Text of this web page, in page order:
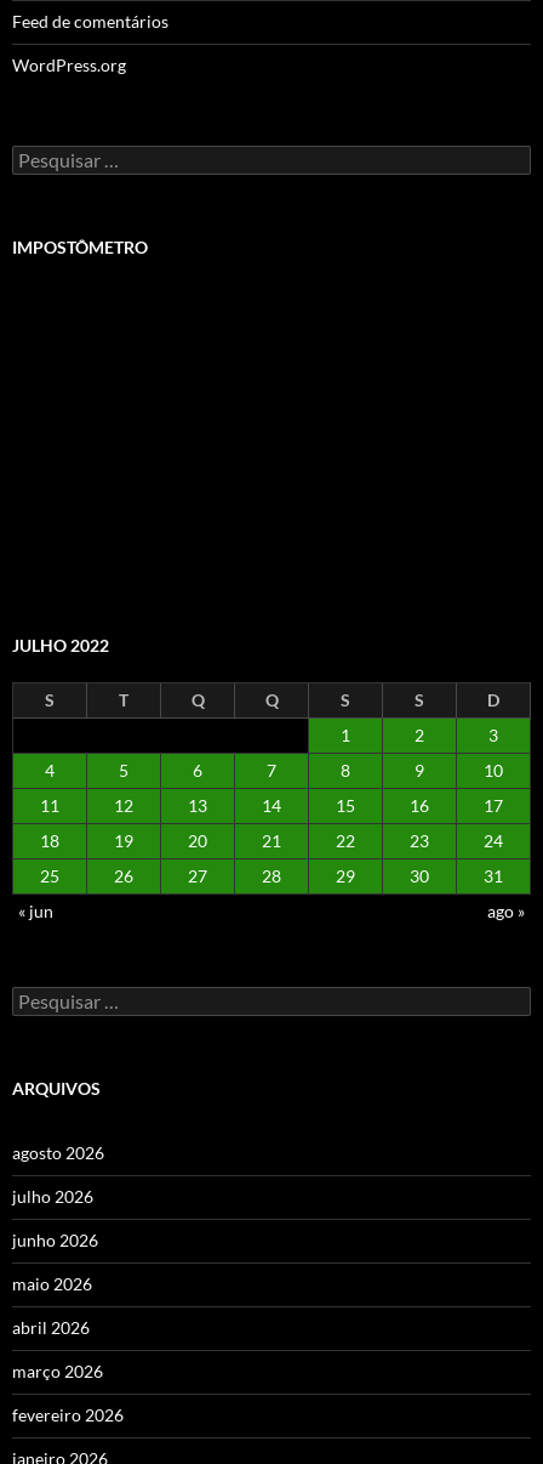
Feed de comentários
WordPress.org
Pesquisar
por:
IMPOSTÔMETRO
JULHO 2022
S T Q Q S S
D
1
2
3
4
5 6 7 8 9
10
11
12 13 14 15 16
17
18
19 20 21 22 23
24
25
26 27 28 29 30
31
« jun
ago »
Pesquisar
por:
ARQUIVOS
agosto 2026
julho 2026
junho 2026
maio 2026
abril 2026
março 2026
fevereiro 2026
janeiro 2026